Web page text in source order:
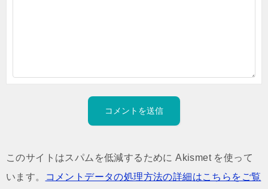
このサイトはスパムを低減するために Akismet を使って
います。
コメントデータの処理方法の詳細はこちらをご覧